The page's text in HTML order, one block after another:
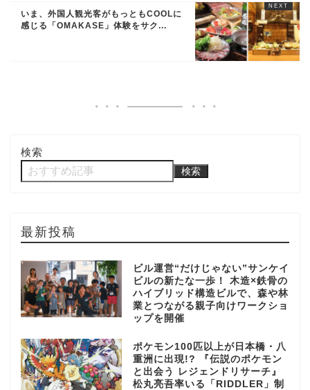
いま、外国人観光客がもっともCOOLに
感じる「OMAKASE」体験をサク...
検索
検索
最新投稿
ビル運営“だけじゃない”サンケイ
ビルの新たな一歩！ 木造×鉄骨の
ハイブリッド構造ビルで、森や林
業とつながる親子向けワークショ
ップを開催
ポケモン100匹以上が日本橋・八
重洲に出現!? 『伝説のポケモン
と出会う レジェンドリサーチ』
松丸亮吾率いる「RIDDLER」制